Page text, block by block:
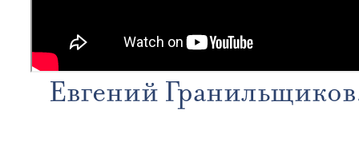
Евгений